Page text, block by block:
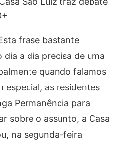
frase bastante
dia a dia precisa de uma
quando falamos
especial, as residentes
Permanência para
sobre o assunto, a Casa
na segunda-feira